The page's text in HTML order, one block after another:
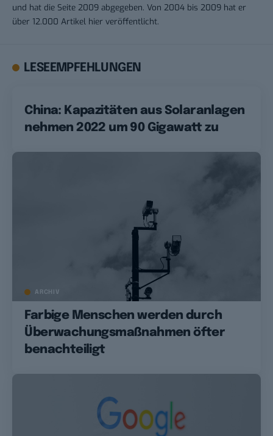
und hat die Seite 2009 abgegeben. Von 2004 bis 2009 hat er
über 12.000 Artikel hier veröffentlicht.
LESEEMPFEHLUNGEN
China: Kapazitäten aus Solaranlagen
nehmen 2022 um 90 Gigawatt zu
ARCHIV
Farbige Menschen werden durch
Überwachungsmaßnahmen öfter
benachteiligt